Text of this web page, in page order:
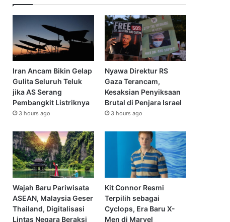
Iran Ancam Bikin Gelap
Gulita Seluruh Teluk
jika AS Serang
Pembangkit Listriknya
3 hours ago
Nyawa Direktur RS
Gaza Terancam,
Kesaksian Penyiksaan
Brutal di Penjara Israel
3 hours ago
Wajah Baru Pariwisata
ASEAN, Malaysia Geser
Thailand, Digitalisasi
Lintas Negara Beraksi
Kit Connor Resmi
Terpilih sebagai
Cyclops, Era Baru X-
Men di Marvel